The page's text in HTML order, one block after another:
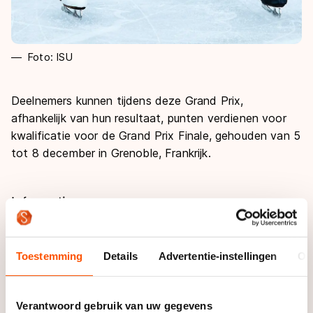
Toestemming Details Advertentie-instellingen
Verantwoord gebruik van uw gegevens
Foto: ISU
Deelnemers kunnen tijdens deze Grand Prix,
afhankelijk van hun resultaat, punten verdienen voor
kwalificatie voor de Grand Prix Finale, gehouden van 5
tot 8 december in Grenoble, Frankrijk.
Informatie
Deelnemerslijst